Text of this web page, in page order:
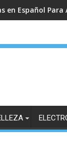
en Español
en Español Para